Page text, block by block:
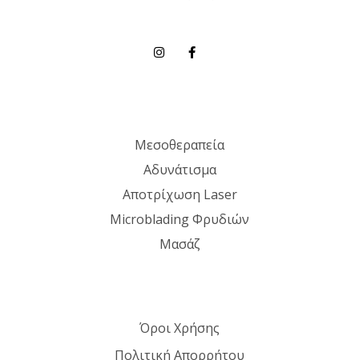
Μεσοθεραπεία
Αδυνάτισμα
Αποτρίχωση Laser
Microblading Φρυδιών
Μασάζ
Όροι Χρήσης
Πολιτική Απορρήτου